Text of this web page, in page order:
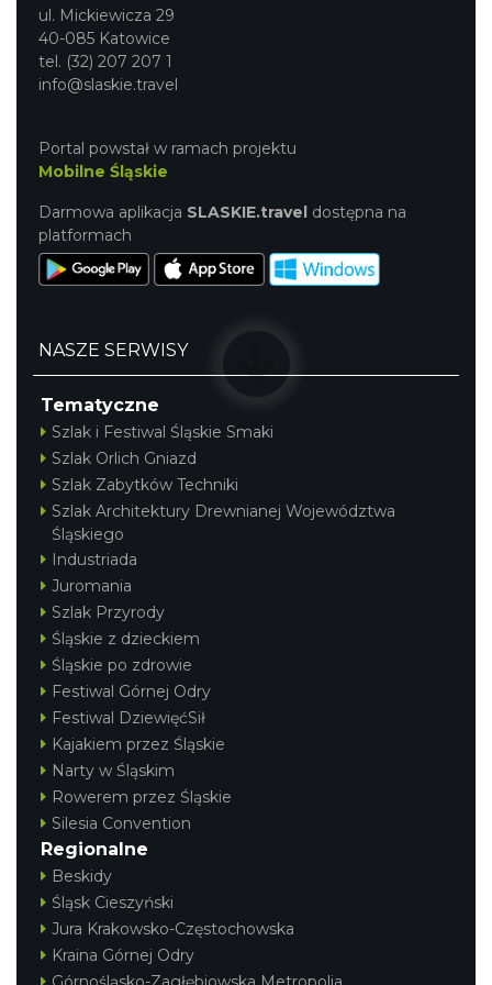
AEROPIKNIK - BALONIADA na Zamku
Ogrodzieniec
Podzamcze
2026-08-08
20.81 km
Pokazy walk rycerskich przy Zamku
Ogrodzieniec
Podzamcze
20.81 km
DISCO-OGRO FESTIWAL przy Zamku
Ogrodzieniec
Podzamcze
20.81 km
ul. Mickiewicza 29
40-085 Katowice
tel. (32) 207 207 1
info@slaskie.travel
Portal powstał w ramach projektu
Mobilne Śląskie
Darmowa aplikacja SLASKIE.travel dostępna na
platformach
NASZE SERWISY
Tematyczne
Szlak i Festiwal Śląskie Smaki
Szlak Orlich Gniazd
Szlak Zabytków Techniki
Szlak Architektury Drewnianej Województwa
Śląskiego
Industriada
Juromania
Szlak Przyrody
Śląskie z dzieckiem
Śląskie po zdrowie
Festiwal Górnej Odry
Festiwal DziewięćSił
Kajakiem przez Śląskie
Narty w Śląskim
Rowerem przez Śląskie
Silesia Convention
Regionalne
Beskidy
Śląsk Cieszyński
Jura Krakowsko-Częstochowska
Kraina Górnej Odry